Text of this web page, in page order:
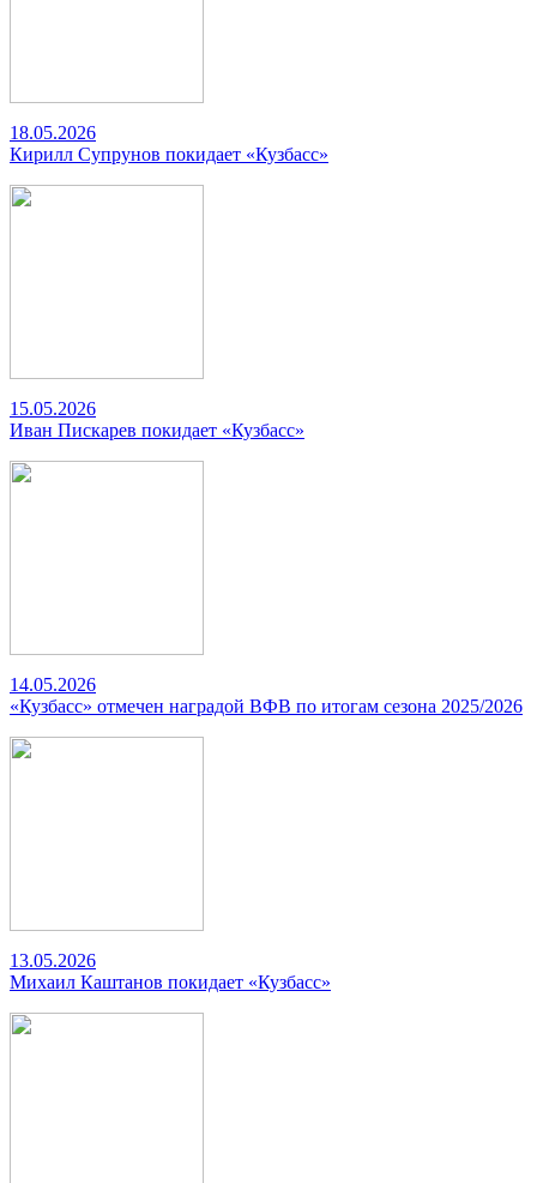
18.05.2026
Кирилл Супрунов покидает «Кузбасс»
15.05.2026
Иван Пискарев покидает «Кузбасс»
14.05.2026
«Кузбасс» отмечен наградой ВФВ по итогам сезона 2025/2026
13.05.2026
Михаил Каштанов покидает «Кузбасс»